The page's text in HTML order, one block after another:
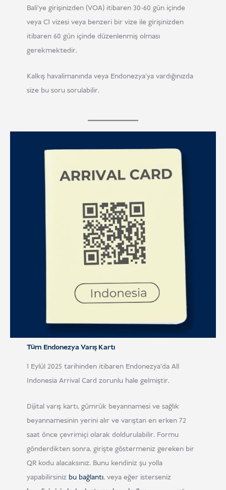
Bali'ye girişinizden (VOA) itibaren 30-60 gün içinde
veya C1 vizesi veya benzeri bir vize ile girişinizden
itibaren 60 gün içinde düzenlenmiş olması
gerekmektedir.
Kalkış havalimanında veya Endonezya'ya vardığınızda
size bu soru sorulabilir.
Tüm Endonezya Varış Kartı
1 Eylül 2025 tarihinden itibaren Endonezya'da All
Indonesia Arrival Card zorunlu hale gelmiştir.
Dijital varış kartı, gümrük beyannamesi ve sağlık
beyannamesinin yerini alır ve varıştan en erken 72
saat önce çevrimiçi olarak doldurulabilir. Formu
gönderdikten sonra, girişte göstermeniz gereken bir
QR kodu alacaksınız. Bunu kendiniz şu yolla
yapabilirsiniz bu bağlantı, veya eğer isterseniz